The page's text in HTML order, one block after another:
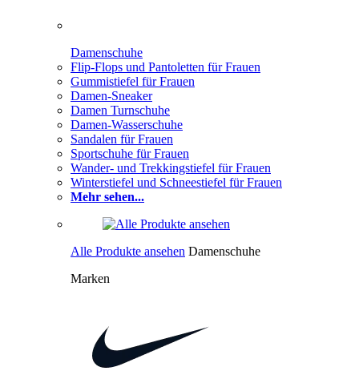
Damenschuhe
Flip-Flops und Pantoletten für Frauen
Gummistiefel für Frauen
Damen-Sneaker
Damen Turnschuhe
Damen-Wasserschuhe
Sandalen für Frauen
Sportschuhe für Frauen
Wander- und Trekkingstiefel für Frauen
Winterstiefel und Schneestiefel für Frauen
Mehr sehen...
Alle Produkte ansehen Damenschuhe
Marken